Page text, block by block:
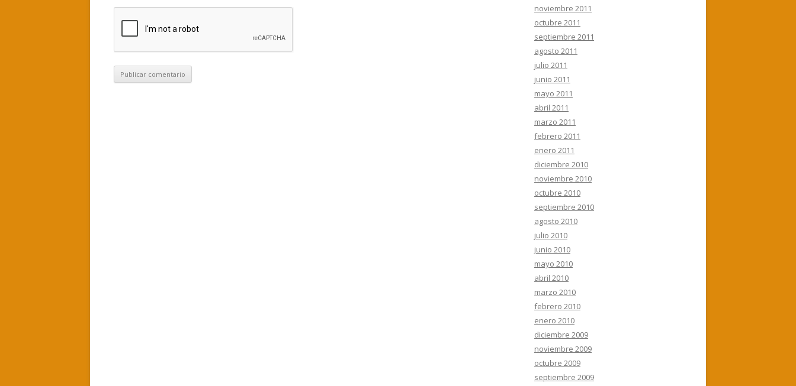
noviembre 2011
octubre 2011
septiembre 2011
agosto 2011
julio 2011
junio 2011
mayo 2011
abril 2011
marzo 2011
febrero 2011
enero 2011
diciembre 2010
noviembre 2010
octubre 2010
septiembre 2010
agosto 2010
julio 2010
junio 2010
mayo 2010
abril 2010
marzo 2010
febrero 2010
enero 2010
diciembre 2009
noviembre 2009
octubre 2009
septiembre 2009